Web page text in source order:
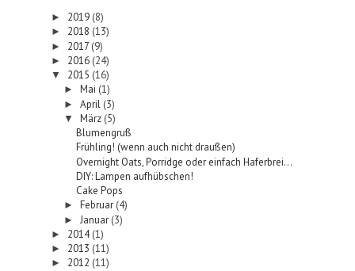
► 2019 (8)
► 2018 (13)
► 2017 (9)
► 2016 (24)
▼ 2015 (16)
► Mai (1)
► April (3)
▼ März (5)
Blumengruß
Frühling! (wenn auch nicht draußen)
Overnight Oats, Porridge oder einfach Haferbrei...
DIY: Lampen aufhübschen!
Cake Pops
► Februar (4)
► Januar (3)
► 2014(1)
► 2013 (11)
► 2012 (11)